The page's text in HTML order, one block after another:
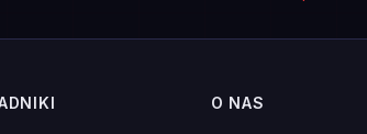
O NAS